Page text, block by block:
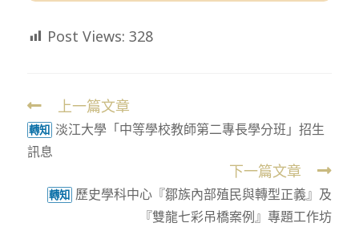
Post Views: 328
Read
more
articles
上一篇文章
轉知 淡江大學「中等學校教師第二專長學分班」招生
訊息
下一篇文章
轉知 歷史學科中心『鄒族內部殖民與轉型正義』及
『雙龍七彩吊橋案例』專題工作坊